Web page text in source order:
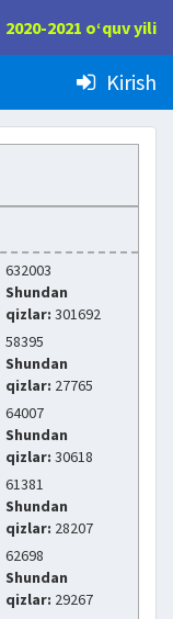
2020-2021 o‘quv yili
Kirish
632003
Shundan
qizlar: 301692
58395
Shundan
qizlar: 27765
64007
Shundan
qizlar: 30618
61381
Shundan
qizlar: 28207
62698
Shundan
qizlar: 29267